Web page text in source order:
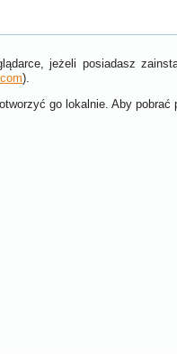
jeżeli posiadasz
).
go lokalnie. Aby